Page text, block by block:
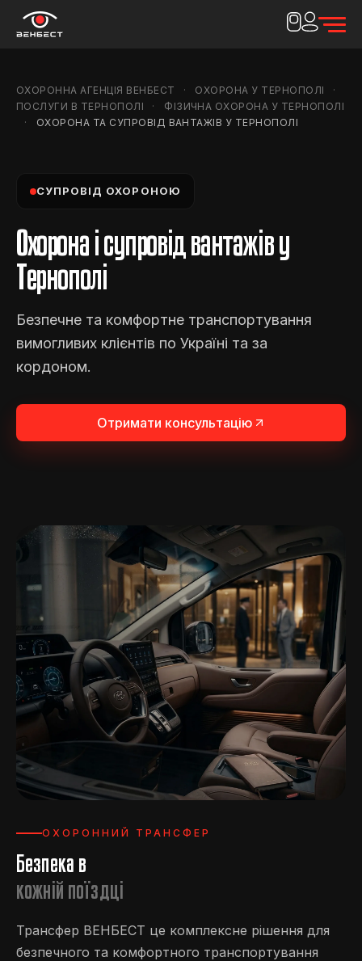
ОХОРОННА АГЕНЦІЯ ВЕНБЕСТ
ОХОРОНА У ТЕРНОПОЛІ
ПОСЛУГИ В ТЕРНОПОЛІ
ФІЗИЧНА ОХОРОНА У ТЕРНОПОЛІ
ОХОРОНА ТА СУПРОВІД ВАНТАЖІВ У ТЕРНОПОЛІ
СУПРОВІД ОХОРОНОЮ
Охорона і супровід вантажів у
Тернополі
Безпечне та комфортне транспортування
вимогливих клієнтів по Україні та за
кордоном.
Отримати консультацію
ОХОРОННИЙ ТРАНСФЕР
Безпека в
кожній поїздці
Трансфер ВЕНБЕСТ це комплексне рішення для
безпечного та комфортного транспортування